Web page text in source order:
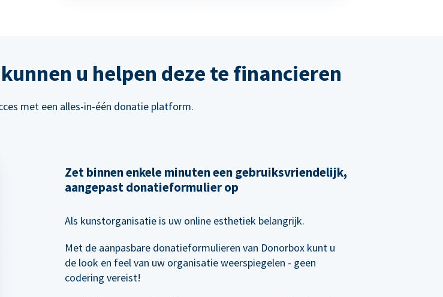
u helpen deze te financieren
met een alles-in-één donatie platform.
Zet binnen enkele minuten een gebruiksvriendelijk,
aangepast donatieformulier op
Als kunstorganisatie is uw online esthetiek belangrijk.
Met de aanpasbare donatieformulieren van Donorbox kunt u
de look en feel van uw organisatie weerspiegelen - geen
codering vereist!